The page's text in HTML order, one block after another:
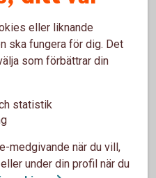
eller liknande
ska fungera för dig. Det
som förbättrar din
statistik
medgivande när du vill,
under din profil när du